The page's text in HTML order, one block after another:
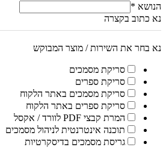
הנושא *
נא כתוב בקצרה
נא בחר את השירות / מוצר המבוקש
סריקת מסמכים
סריקת ספרים
סריקת מסמכים באתר הלקוח
סריקת ספרים באתר הלקוח
המרת קבצי PDF לוורד / אקסל
תוכנה אינטרנטית לניהול מסמכים
גריסת מסמכים בדיסקרטיות